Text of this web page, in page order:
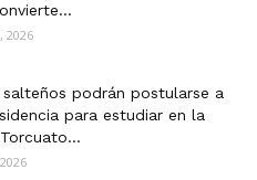
2026
podrán postularse a
para estudiar en la